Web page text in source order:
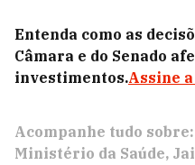
Entenda como as
Câmara e do Senado
investimentos.Assine
Acompanhe tudo sobre:
Ministério da Saúde